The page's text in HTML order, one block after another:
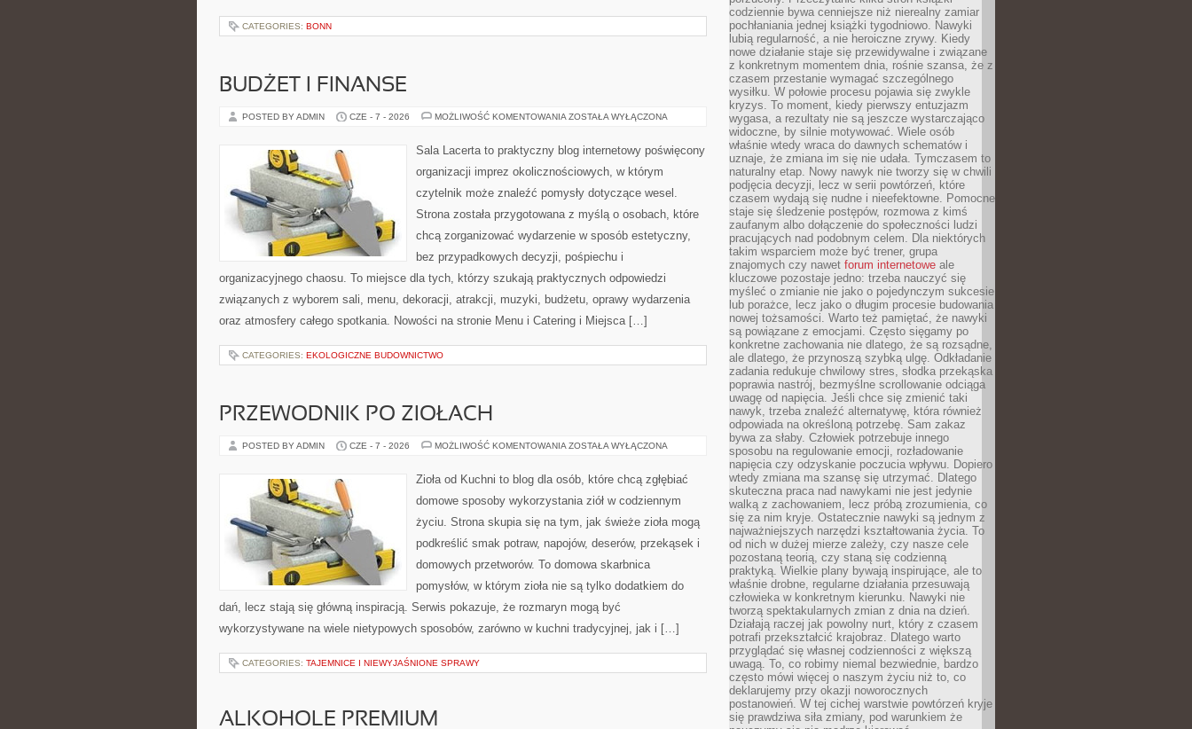
CATEGORIES: BONN
BUDŻET I FINANSE
POSTED BY ADMIN CZE - 7 - 2026 MOŻLIWOŚĆ KOMENTOWANIA BUDŻET
ZOSTAŁA WYŁĄCZONA
Sala Lacerta to praktyczny blog internetowy poświęcony
organizacji imprez okolicznościowych, w którym
czytelnik może znaleźć pomysły dotyczące wesel.
Strona została przygotowana z myślą o osobach, które
chcą zorganizować wydarzenie w sposób estetyczny,
bez przypadkowych decyzji, pośpiechu i
organizacyjnego chaosu. To miejsce dla tych, którzy szukają praktycznych odpowiedzi
związanych z wyborem sali, menu, dekoracji, atrakcji, muzyki, budżetu, oprawy wydarzenia
oraz atmosfery całego spotkania. Nowości na stronie Menu i Catering i Miejsca […]
CATEGORIES: EKOLOGICZNE BUDOWNICTWO
PRZEWODNIK PO ZIOŁACH
POSTED BY ADMIN CZE - 7 - 2026 MOŻLIWOŚĆ KOMENTOWANIA PRZEWODNIK
ZOSTAŁA WYŁĄCZONA
Zioła od Kuchni to blog dla osób, które chcą zgłębiać
domowe sposoby wykorzystania ziół w codziennym
życiu. Strona skupia się na tym, jak świeże zioła mogą
podkreślić smak potraw, napojów, deserów, przekąsek i
domowych przetworów. To domowa skarbnica
pomysłów, w którym zioła nie są tylko dodatkiem do
dań, lecz stają się główną inspiracją. Serwis pokazuje, że rozmaryn mogą być
wykorzystywane na wiele nietypowych sposobów, zarówno w kuchni tradycyjnej, jak i […]
CATEGORIES: TAJEMNICE I NIEWYJAŚNIONE SPRAWY
ALKOHOLE PREMIUM
codziennie bywa cenniejsze niż nierealny zamiar
pochłaniania jednej książki tygodniowo. Nawyki
lubią regularność, a nie heroiczne zrywy. Kiedy
nowe działanie staje się przewidywalne i związane
z konkretnym momentem dnia, rośnie szansa, że z
czasem przestanie wymagać szczególnego
wysiłku. W połowie procesu pojawia się zwykle
kryzys. To moment, kiedy pierwszy entuzjazm
wygasa, a rezultaty nie są jeszcze wystarczająco
widoczne, by silnie motywować. Wiele osób
właśnie wtedy wraca do dawnych schematów i
uznaje, że zmiana im się nie udała. Tymczasem to
naturalny etap. Nowy nawyk nie tworzy się w chwili
podjęcia decyzji, lecz w serii powtórzeń, które
czasem wydają się nudne i nieefektowne. Pomocne
staje się śledzenie postępów, rozmowa z kimś
zaufanym albo dołączenie do społeczności ludzi
pracujących nad podobnym celem. Dla niektórych
takim wsparciem może być trener, grupa
znajomych czy nawet forum internetowe ale
kluczowe pozostaje jedno: trzeba nauczyć się
myśleć o zmianie nie jako o pojedynczym sukcesie
lub porażce, lecz jako o długim procesie budowania
nowej tożsamości. Warto też pamiętać, że nawyki
są powiązane z emocjami. Często sięgamy po
konkretne zachowania nie dlatego, że są rozsądne,
ale dlatego, że przynoszą szybką ulgę. Odkładanie
zadania redukuje chwilowy stres, słodka przekąska
poprawia nastrój, bezmyślne scrollowanie odciąga
uwagę od napięcia. Jeśli chce się zmienić taki
nawyk, trzeba znaleźć alternatywę, która również
odpowiada na określoną potrzebę. Sam zakaz
bywa za słaby. Człowiek potrzebuje innego
sposobu na regulowanie emocji, rozładowanie
napięcia czy odzyskanie poczucia wpływu. Dopiero
wtedy zmiana ma szansę się utrzymać. Dlatego
skuteczna praca nad nawykami nie jest jedynie
walką z zachowaniem, lecz próbą zrozumienia, co
się za nim kryje. Ostatecznie nawyki są jednym z
najważniejszych narzędzi kształtowania życia. To
od nich w dużej mierze zależy, czy nasze cele
pozostaną teorią, czy staną się codzienną
praktyką. Wielkie plany bywają inspirujące, ale to
właśnie drobne, regularne działania przesuwają
człowieka w konkretnym kierunku. Nawyki nie
tworzą spektakularnych zmian z dnia na dzień.
Działają raczej jak powolny nurt, który z czasem
potrafi przekształcić krajobraz. Dlatego warto
przyglądać się własnej codzienności z większą
uwagą. To, co robimy niemal bezwiednie, bardzo
często mówi więcej o naszym życiu niż to, co
deklarujemy przy okazji noworocznych
postanowień. W tej cichej warstwie powtórzeń kryje
się prawdziwa siła zmiany, pod warunkiem że